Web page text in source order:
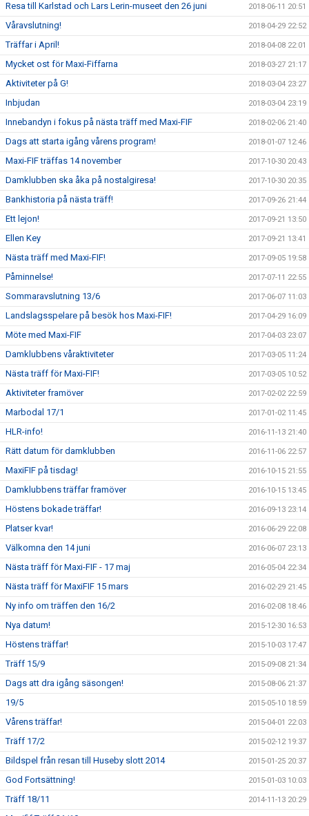
Resa till Karlstad och Lars Lerin-museet den 26 juni 2018-06-11 20:51
Våravslutning! 2018-04-29 22:52
Träffar i April! 2018-04-08 22:01
Mycket ost för Maxi-Fiffarna 2018-03-27 21:17
Aktiviteter på G! 2018-03-04 23:27
Inbjudan 2018-03-04 23:19
Innebandyn i fokus på nästa träff med Maxi-FIF 2018-02-06 21:40
Dags att starta igång vårens program! 2018-01-07 12:46
Maxi-FIF träffas 14 november 2017-10-30 20:43
Damklubben ska åka på nostalgiresa! 2017-10-30 20:35
Bankhistoria på nästa träff! 2017-09-26 21:44
Ett lejon! 2017-09-21 13:50
Ellen Key 2017-09-21 13:41
Nästa träff med Maxi-FIF! 2017-09-05 19:58
Påminnelse! 2017-07-11 22:55
Sommaravslutning 13/6 2017-06-07 11:03
Landslagsspelare på besök hos Maxi-FIF! 2017-04-29 16:09
Möte med Maxi-FIF 2017-04-03 23:07
Damklubbens våraktiviteter 2017-03-05 11:24
Nästa träff för Maxi-FIF! 2017-03-05 10:52
Aktiviteter framöver 2017-02-02 22:59
Marbodal 17/1 2017-01-02 11:45
HLR-info! 2016-11-13 21:40
Rätt datum för damklubben 2016-11-06 22:57
MaxiFIF på tisdag! 2016-10-15 21:55
Damklubbens träffar framöver 2016-10-15 13:45
Höstens bokade träffar! 2016-09-13 23:14
Platser kvar! 2016-06-29 22:08
Välkomna den 14 juni 2016-06-07 23:13
Nästa träff för Maxi-FIF - 17 maj 2016-05-04 22:34
Nästa träff för MaxiFIF 15 mars 2016-02-29 21:45
Ny info om träffen den 16/2 2016-02-08 18:46
Nya datum! 2015-12-30 16:53
Höstens träffar! 2015-10-03 17:47
Träff 15/9 2015-09-08 21:34
Dags att dra igång säsongen! 2015-08-06 21:37
19/5 2015-05-10 18:59
Vårens träffar! 2015-04-01 22:03
Träff 17/2 2015-02-12 19:37
Bildspel från resan till Huseby slott 2014 2015-01-25 20:37
God Fortsättning! 2015-01-03 10:03
Träff 18/11 2014-11-13 20:29